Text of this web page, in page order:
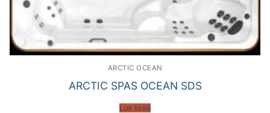
ARCTIC OCEAN
ARCTIC SPAS OCEAN SDS
Lue lisää